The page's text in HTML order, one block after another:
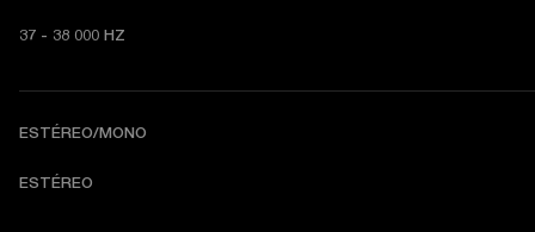
37 - 38 000 HZ
ESTÉREO/MONO
ESTÉREO